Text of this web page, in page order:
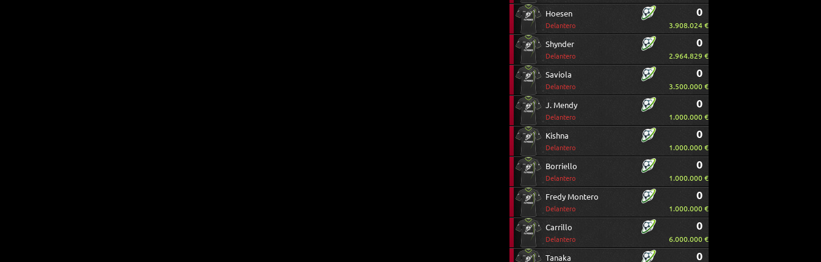
Hoesen
Delantero
0
3.908.024 €
Shynder
Delantero
0
2.964.829 €
Saviola
Delantero
0
3.500.000 €
J. Mendy
Delantero
0
1.000.000 €
Kishna
Delantero
0
1.000.000 €
Borriello
Delantero
0
1.000.000 €
Fredy Montero
Delantero
0
1.000.000 €
Carrillo
Delantero
0
6.000.000 €
Tanaka 0